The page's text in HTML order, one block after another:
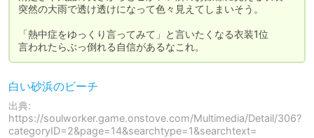
突然の大雨で透け透けになって色々見えてしまいそう。
「熱中症をゆっくり言ってみて」と言いたくなる衣装1位
言われたらぶっ倒れる自信があるなこれ。
白い砂浜のビーチ
出典:
https://soulworker.game.onstove.com/Multimedia/Detail/306?
categoryID=2&page=14&searchtype=1&searchtext=